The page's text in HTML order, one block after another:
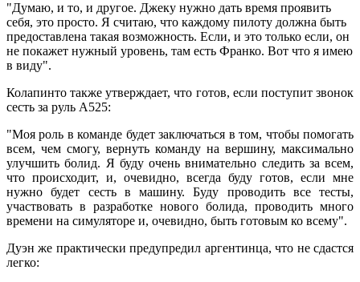
"Думаю, и то, и другое. Джеку нужно дать время проявить
себя, это просто. Я считаю, что каждому пилоту должна быть
предоставлена такая возможность. Если, и это только если, он
не покажет нужный уровень, там есть Франко. Вот что я имею
в виду".
Колапинто также утверждает, что готов, если поступит звонок
сесть за руль A525:
"Моя роль в команде будет заключаться в том, чтобы помогать
всем, чем смогу, вернуть команду на вершину, максимально
улучшить болид. Я буду очень внимательно следить за всем,
что происходит, и, очевидно, всегда буду готов, если мне
нужно будет сесть в машину. Буду проводить все тесты,
участвовать в разработке нового болида, проводить много
времени на симуляторе и, очевидно, быть готовым ко всему".
Дуэн же практически предупредил аргентинца, что не сдастся
легко: